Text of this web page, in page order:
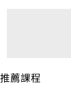
推薦課程